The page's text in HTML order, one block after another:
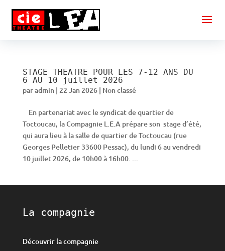
STAGE THEATRE POUR LES 7-12 ANS DU
6 AU 10 juillet 2026
paradmin| 22 Jan 2026| Non classé
En partenariat avec le syndicat de quartier de
Toctoucau, la Compagnie L.E.A prépare son stage d’été,
qui aura lieu à la salle de quartier de Toctoucau (rue
Georges Pelletier 33600 Pessac), du lundi 6 au vendredi
10 juillet 2026, de 10h00 à 16h00. ...
La compagnie
Découvrir la compagnie